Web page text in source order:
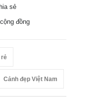
sẻ
đồng
rẻ
Cảnh đẹp Việt Nam